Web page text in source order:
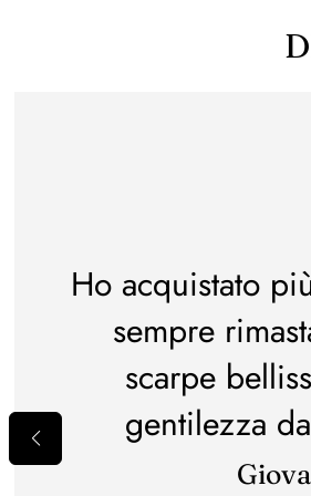
Ho acquistato
sempre
scarpe
gentilezza